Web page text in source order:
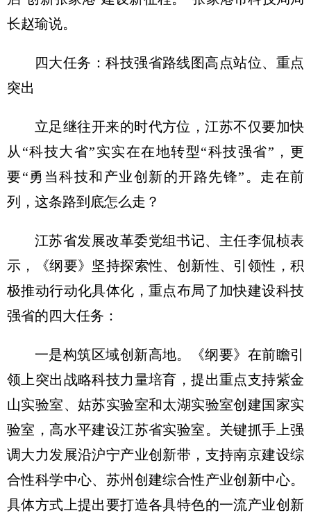
长赵瑜说。
四大任务：科技强省路线图高点站位、重点
突出
立足继往开来的时代方位，江苏不仅要加快
从“科技大省”实实在在地转型“科技强省”，更
要“勇当科技和产业创新的开路先锋”。走在前
列，这条路到底怎么走？
江苏省发展改革委党组书记、主任李侃桢表
示，《纲要》坚持探索性、创新性、引领性，积
极推动行动化具体化，重点布局了加快建设科技
强省的四大任务：
一是构筑区域创新高地。《纲要》在前瞻引
领上突出战略科技力量培育，提出重点支持紫金
山实验室、姑苏实验室和太湖实验室创建国家实
验室，高水平建设江苏省实验室。关键抓手上强
调大力发展沿沪宁产业创新带，支持南京建设综
合性科学中心、苏州创建综合性产业创新中心。
具体方式上提出要打造各具特色的一流产业创新